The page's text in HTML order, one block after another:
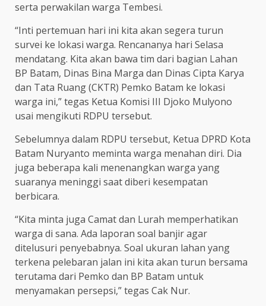
serta perwakilan warga Tembesi.
“Inti pertemuan hari ini kita akan segera turun
survei ke lokasi warga. Rencananya hari Selasa
mendatang. Kita akan bawa tim dari bagian Lahan
BP Batam, Dinas Bina Marga dan Dinas Cipta Karya
dan Tata Ruang (CKTR) Pemko Batam ke lokasi
warga ini,” tegas Ketua Komisi III Djoko Mulyono
usai mengikuti RDPU tersebut.
Sebelumnya dalam RDPU tersebut, Ketua DPRD Kota
Batam Nuryanto meminta warga menahan diri. Dia
juga beberapa kali menenangkan warga yang
suaranya meninggi saat diberi kesempatan
berbicara.
“Kita minta juga Camat dan Lurah memperhatikan
warga di sana. Ada laporan soal banjir agar
ditelusuri penyebabnya. Soal ukuran lahan yang
terkena pelebaran jalan ini kita akan turun bersama
terutama dari Pemko dan BP Batam untuk
menyamakan persepsi,” tegas Cak Nur.